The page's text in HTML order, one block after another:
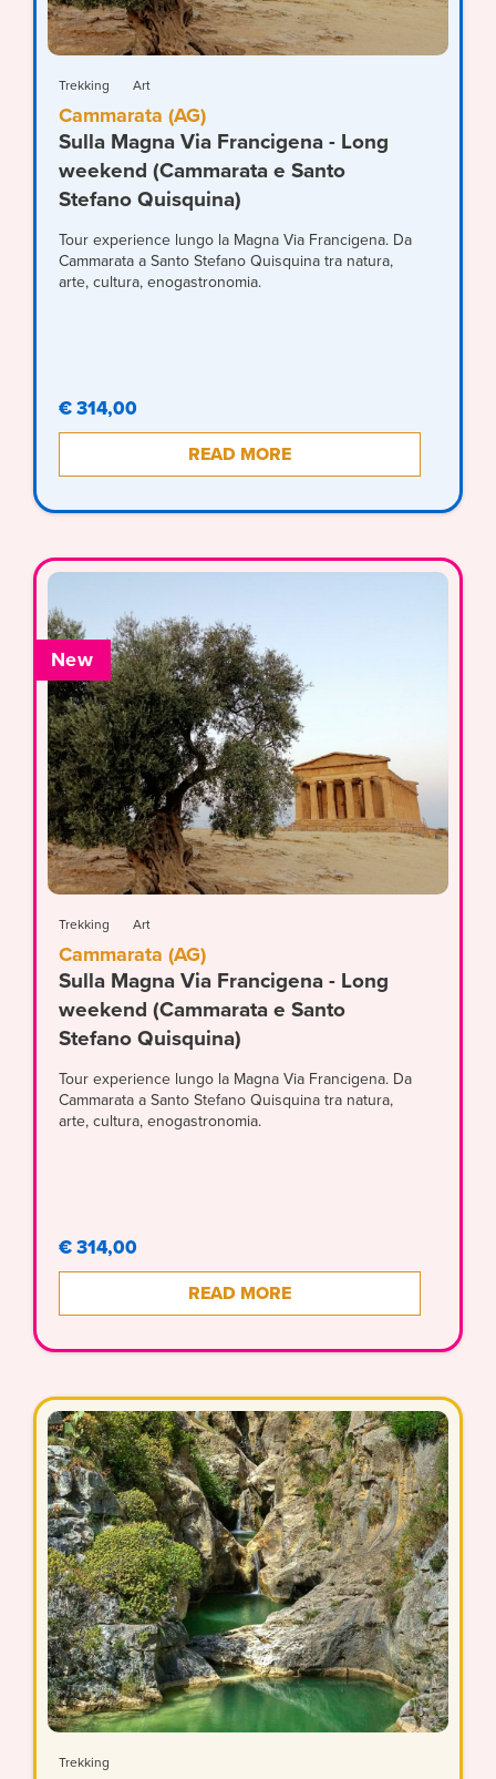
Trekking Art
Cammarata (AG)
Sulla Magna Via Francigena - Long
weekend (Cammarata e Santo
Stefano Quisquina)
Tour experience lungo la Magna Via Francigena. Da
Cammarata a Santo Stefano Quisquina tra natura,
arte, cultura, enogastronomia.
€ 314,00
READ MORE
New
Trekking Art
Cammarata (AG)
Sulla Magna Via Francigena - Long
weekend (Cammarata e Santo
Stefano Quisquina)
Tour experience lungo la Magna Via Francigena. Da
Cammarata a Santo Stefano Quisquina tra natura,
arte, cultura, enogastronomia.
€ 314,00
READ MORE
Trekking